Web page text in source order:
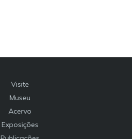
Visite
Museu
Acervo
Exposições